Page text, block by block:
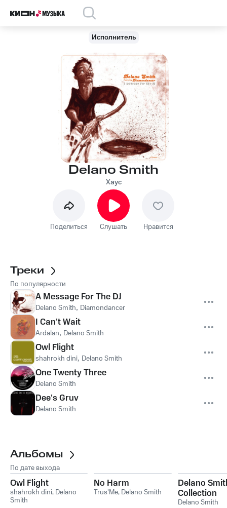
Исполнитель
Delano Smith
Хаус
Поделиться Слушать Нравится
Треки
По популярности
A Message For The DJ
Delano Smith, Diamondancer
I Can't Wait
Ardalan, Delano Smith
Owl Flight
shahrokh dini, Delano Smith
One Twenty Three
Delano Smith
Dee's Gruv
Delano Smith
Альбомы
По дате выхода
Owl Flight
shahrokh dini, Delano
Smith
No Harm
Trus'Me, Delano Smith
Delano
Collection
Delano Smith